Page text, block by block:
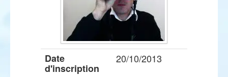
Date
d'inscription
20/10/2013